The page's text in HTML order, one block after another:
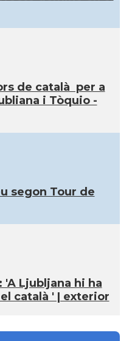
de català per a
i Tòquio -
segon Tour de
'A Ljubljana hi ha
català ' | exterior